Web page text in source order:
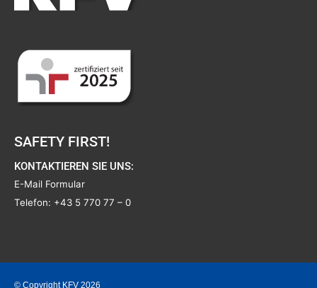
SAFETY FIRST!
KONTAKTIEREN SIE UNS:
E-Mail Formular
Telefon: +43 5 770 77 – 0
© Copyright KFV 2026